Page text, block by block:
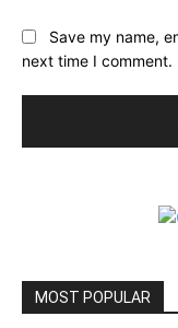
Save my name,
next time I comment.
MOST POPULAR